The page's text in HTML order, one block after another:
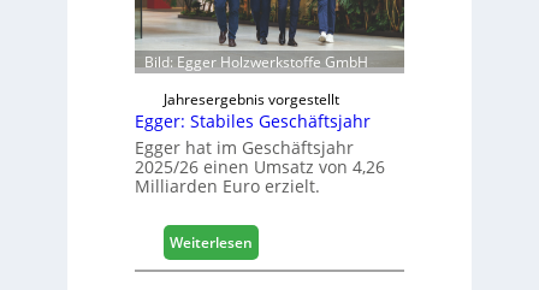
c
h
r
ö
f
f
n
e
t
L
o
s
Bild: Egger Holzwerkstoffe GmbH
Jahresergebnis vorgestellt
Egger: Stabiles Geschäftsjahr
Egger hat im Geschäftsjahr
2025/26 einen Umsatz von 4,26
Milliarden Euro erzielt.
Weiterlesen:
E